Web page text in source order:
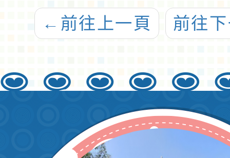
正式考試
← 前往上一頁 前往